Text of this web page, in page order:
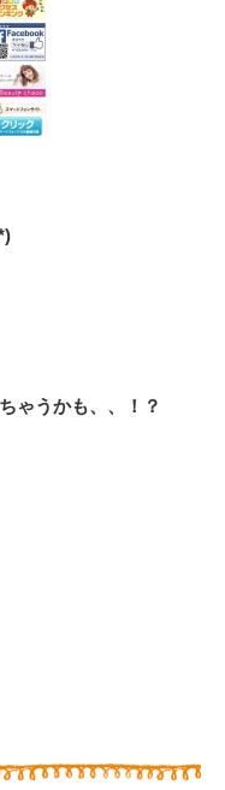
ゃうかも、、！？